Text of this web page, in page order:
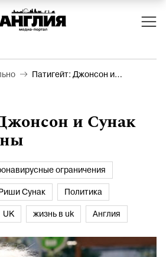
Патигейт: Джонсон и
и Сунак
ограничения
Сунак
Политика
UK жизнь в uk Англия